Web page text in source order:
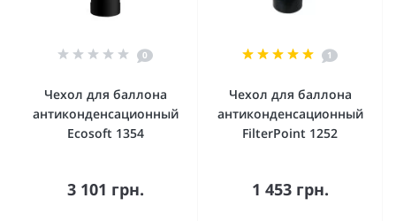
0
Чехол для баллона
антиконденсационный
Ecosoft 1354
3 101 грн.
1
Чехол для баллона
антиконденсационный
FilterPoint 1252
1 453 грн.